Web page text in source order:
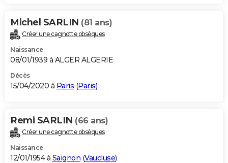
Michel SARLIN (81 ans)
Créer une cagnotte obsèques
Naissance
08/01/1939 à ALGER ALGERIE
Décès
15/04/2020 à Paris (Paris)
Remi SARLIN (66 ans)
Créer une cagnotte obsèques
Naissance
12/01/1954 à Saignon (Vaucluse)